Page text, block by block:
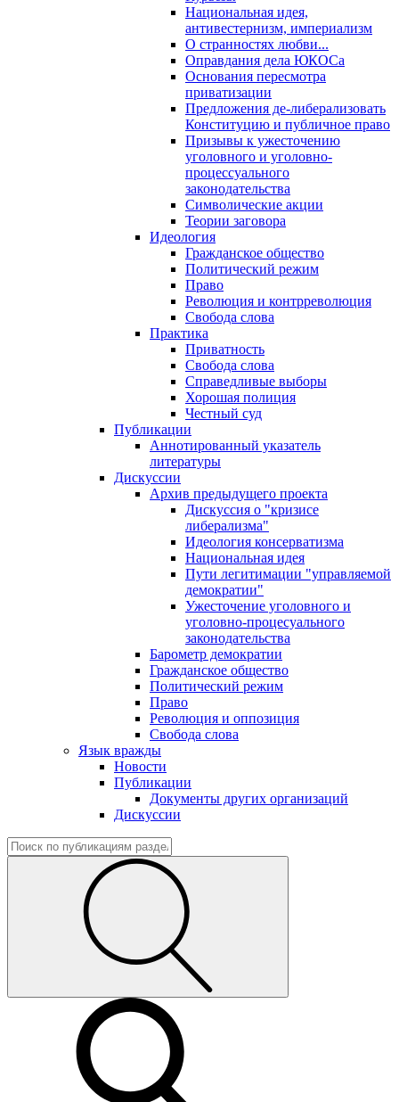
Национальная идея,
антивестернизм, империализм
О странностях любви...
Оправдания дела ЮКОСа
Основания пересмотра
приватизации
Предложения де-либерализовать
Конституцию и публичное право
Призывы к ужесточению
уголовного и уголовно-
процессуального
законодательства
Символические акции
Теории заговора
Идеология
Гражданское общество
Политический режим
Право
Революция и контрреволюция
Свобода слова
Практика
Приватность
Свобода слова
Справедливые выборы
Хорошая полиция
Честный суд
Публикации
Аннотированный указатель
литературы
Дискуссии
Архив предыдущего проекта
Дискуссия о "кризисе
либерализма"
Идеология консерватизма
Национальная идея
Пути легитимации "управляемой
демократии"
Ужесточение уголовного и
уголовно-процесуального
законодательства
Барометр демократии
Гражданское общество
Политический режим
Право
Революция и оппозиция
Свобода слова
Язык вражды
Новости
Публикации
Документы других организаций
Дискуссии